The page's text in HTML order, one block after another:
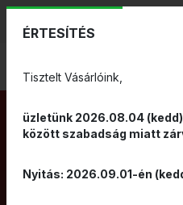
SEREGÉLY
TULAJDONOS
ÉRTESÍTÉS
Tisztelt Vásárlóink,
üzletünk 2026.08.04
között szabadság miatt
Nyitás: 2026.09.01-én